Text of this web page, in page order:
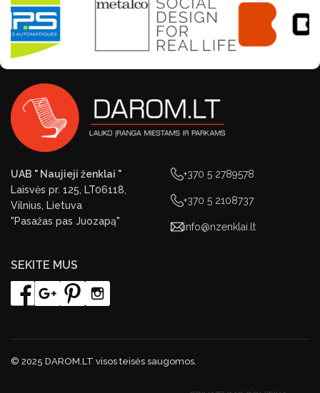
UAB " Naujieji ženklai "
Laisvės pr. 125, LT06118,
Vilnius, Lietuva
"Pasažas pas Juozapą"
+370 5 2789578
+370 5 2108737
info@nzenklai.lt
SEKITE MUS
© 2025 DAROM.LT visos teisės saugomos.